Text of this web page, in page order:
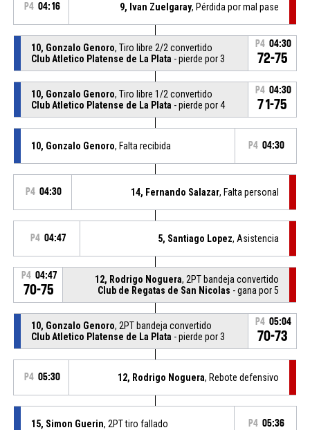
P4 04:16 9, Ivan Zuelgaray, Pérdida por mal pase
10, Gonzalo Genoro, Tiro libre 2/2 convertido
Club Atletico Platense de La Plata - pierde por 3
P4 04:30
72-75
10, Gonzalo Genoro, Tiro libre 1/2 convertido
Club Atletico Platense de La Plata - pierde por 4
P4 04:30
71-75
10, Gonzalo Genoro, Falta recibida P4 04:30
P4 04:30 14, Fernando Salazar, Falta personal
P4 04:47 5, Santiago Lopez, Asistencia
P4 04:47
70-75
12, Rodrigo Noguera, 2PT bandeja convertido
Club de Regatas de San Nicolas - gana por 5
10, Gonzalo Genoro, 2PT bandeja convertido
Club Atletico Platense de La Plata - pierde por 3
P4 05:04
70-73
P4 05:30 12, Rodrigo Noguera, Rebote defensivo
15, Simon Guerin, 2PT tiro fallado P4 05:36